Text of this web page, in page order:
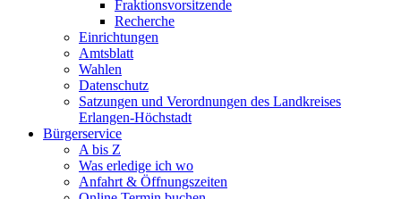
Fraktionsvorsitzende
Recherche
Einrichtungen
Amtsblatt
Wahlen
Datenschutz
Satzungen und Verordnungen des Landkreises
Erlangen-Höchstadt
Bürgerservice
A bis Z
Was erledige ich wo
Anfahrt & Öffnungszeiten